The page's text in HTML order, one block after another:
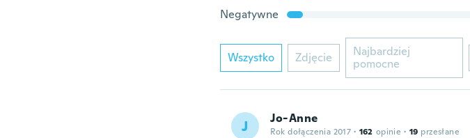
Negatywne
Wszystko Zdjęcie
Najbardziej
pomocne
J Jo-Anne
Rok dołączenia 2017 · 162 opinie · 19 przesłane